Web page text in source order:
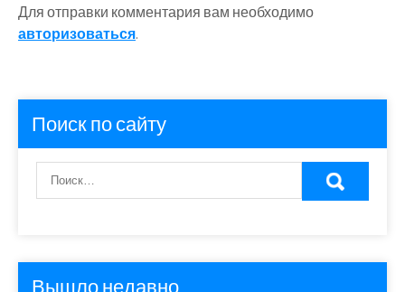
Для отправки комментария вам необходимо
авторизоваться.
Поиск по сайту
Вышло недавно